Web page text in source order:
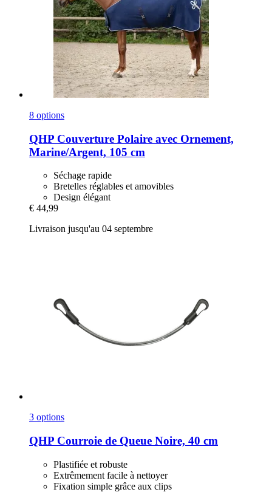
8 options
QHP Couverture Polaire avec Ornement,
Marine/Argent, 105 cm
Séchage rapide
Bretelles réglables et amovibles
Design élégant
€ 44,99
Livraison jusqu'au 04 septembre
3 options
QHP Courroie de Queue Noire, 40 cm
Plastifiée et robuste
Extrêmement facile à nettoyer
Fixation simple grâce aux clips